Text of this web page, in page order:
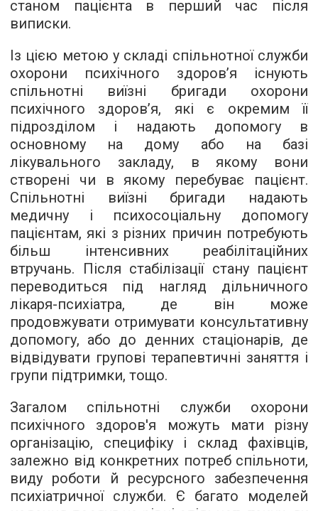
станом пацієнта в перший час після
виписки.
Із цією метою у складі спільнотної служби
охорони психічного здоров’я існують
спільнотні виїзні бригади охорони
психічного здоров’я, які є окремим її
підрозділом і надають допомогу в
основному на дому або на базі
лікувального закладу, в якому вони
створені чи в якому перебуває пацієнт.
Спільнотні виїзні бригади надають
медичну і психосоціальну допомогу
пацієнтам, які з різних причин потребують
більш інтенсивних реабілітаційних
втручань. Після стабілізації стану пацієнт
переводиться під нагляд дільничного
лікаря-психіатра, де він може
продовжувати отримувати консультативну
допомогу, або до денних стаціонарів, де
відвідувати групові терапевтичні заняття і
групи підтримки, тощо.
Загалом спільнотні служби охорони
психічного здоров'я можуть мати різну
організацію, специфіку і склад фахівців,
залежно від конкретних потреб спільноти,
виду роботи й ресурсного забезпечення
психіатричної служби. Є багато моделей